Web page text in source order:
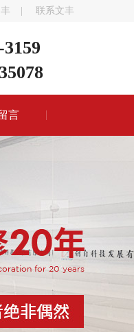
联系文丰
3159
言